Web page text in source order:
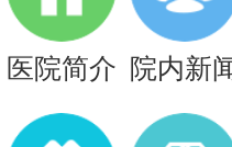
医院简介 院内新